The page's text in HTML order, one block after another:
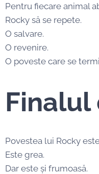
Pentru fiecare animal
Rocky să se repete.
O salvare.
O revenire.
O poveste care se
Finalul
Povestea lui Rocky
Este grea.
Dar este și frumoasă.